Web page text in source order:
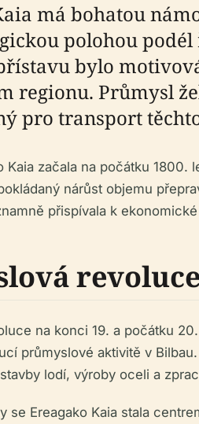
má bohatou
polohou
bylo
regionu. Průmysl
pro transport
Kaia začala na počátku
nárůst objemu
přispívala k
na konci 19. a počátku
průmyslové aktivitě v
lodí, výroby oceli a
se Ereagako Kaia stala